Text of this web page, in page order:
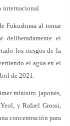
internacional.
Fukushima al tomar
deliberadamente el
los riesgos de la
el agua en el
de 2021.
ministro japonés,
y Rafael Grossi,
concentración para